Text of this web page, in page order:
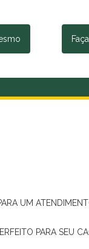
UM
PARA SEU